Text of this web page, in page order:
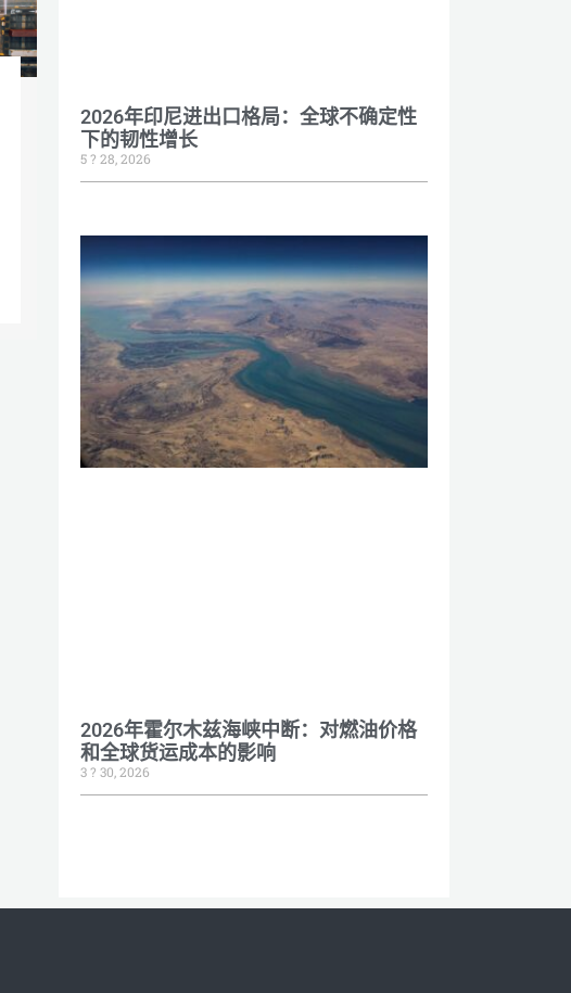
2026年印尼进出口格局：全球不确定性
下的韧性增长
5 ? 28, 2026
2026年霍尔木兹海峡中断：对燃油价格
和全球货运成本的影响
3 ? 30, 2026